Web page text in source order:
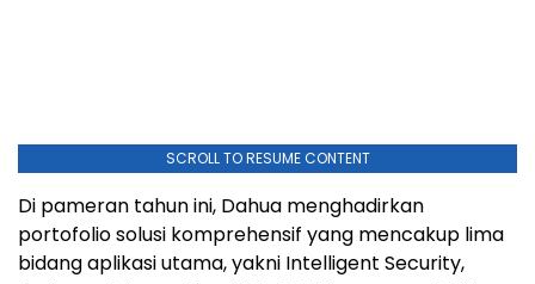
SCROLL TO RESUME CONTENT
Di pameran tahun ini, Dahua menghadirkan
portofolio solusi komprehensif yang mencakup lima
bidang aplikasi utama, yakni Intelligent Security,